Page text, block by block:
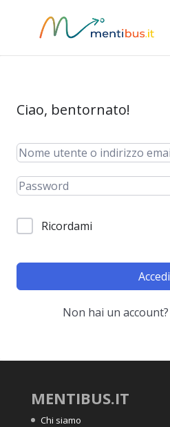
Ciao, bentornato!
Ricordami
Accedi
Non hai un account?
MENTIBUS.IT
Chi siamo